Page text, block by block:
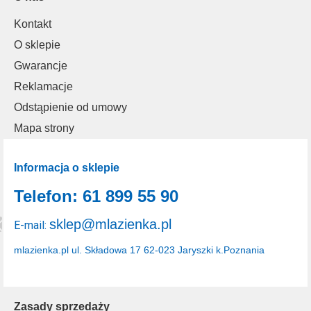
Kontakt
O sklepie
Gwarancje
Reklamacje
Odstąpienie od umowy
Mapa strony
Zasady sprzedaży
Informacja o sklepie
mlazienka.pl ul. Składowa 17 62-023 Jaryszki k.Poznania
Telefon: 61 899 55 90
E-mail: sklep@mlazienka.pl